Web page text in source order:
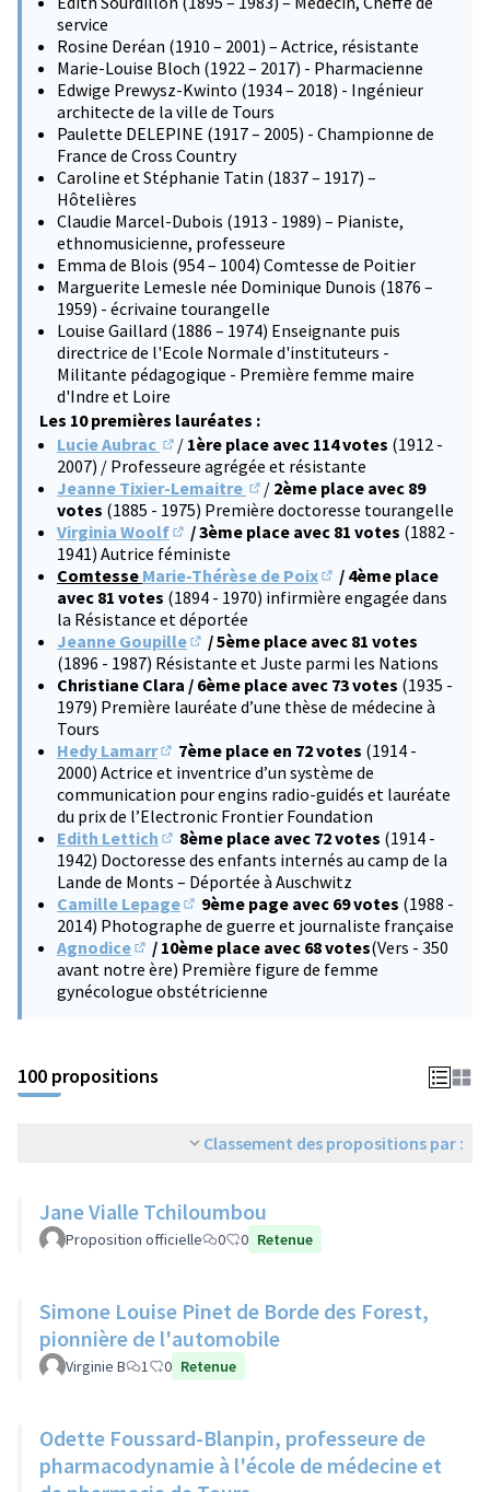
service
Rosine Deréan (1910 – 2001) – Actrice, résistante
Marie-Louise Bloch (1922 – 2017) - Pharmacienne
Edwige Prewysz-Kwinto (1934 – 2018) - Ingénieur
architecte de la ville de Tours
Paulette DELEPINE (1917 – 2005) - Championne de
France de Cross Country
Caroline et Stéphanie Tatin (1837 – 1917) –
Hôtelières
Claudie Marcel-Dubois (1913 - 1989) – Pianiste,
ethnomusicienne, professeure
Emma de Blois (954 – 1004) Comtesse de Poitier
Marguerite Lemesle née Dominique Dunois (1876 –
1959) - écrivaine tourangelle
Louise Gaillard (1886 – 1974) Enseignante puis
directrice de l'Ecole Normale d'instituteurs -
Militante pédagogique - Première femme maire
d'Indre et Loire
Les 10 premières lauréates :
Lucie Aubrac
(S'ouvre dans un nouvel onglet)
/ 1ère place avec 114 votes (1912 -
2007) / Professeure agrégée et résistante
Jeanne Tixier-Lemaitre
(S'ouvre dans un nouvel onglet)
/ 2ème place avec 89
votes (1885 - 1975) Première doctoresse tourangelle
Virginia Woolf
(S'ouvre dans un nouvel onglet)
/ 3ème place avec 81 votes (1882 -
1941) Autrice féministe
Comtesse Marie-Thérèse de Poix
(S'ouvre dans un
/ 4ème place
avec 81 votes (1894 - 1970) infirmière engagée dans
la Résistance et déportée
Jeanne Goupille
(S'ouvre dans un nouvel onglet)
/ 5ème place avec 81 votes
(1896 - 1987) Résistante et Juste parmi les Nations
Christiane Clara / 6ème place avec 73 votes (1935 -
1979) Première lauréate d’une thèse de médecine à
Tours
Hedy Lamarr
(S'ouvre dans un nouvel onglet)
7ème place en 72 votes (1914 -
2000) Actrice et inventrice d’un système de
communication pour engins radio-guidés et lauréate
du prix de l’Electronic Frontier Foundation
Edith Lettich
(S'ouvre dans un nouvel onglet)
8ème place avec 72 votes (1914 -
1942) Doctoresse des enfants internés au camp de la
Lande de Monts – Déportée à Auschwitz
Camille Lepage
(S'ouvre dans un nouvel onglet)
9ème page avec 69 votes (1988 -
2014) Photographe de guerre et journaliste française
Agnodice
(S'ouvre dans un nouvel onglet)
/ 10ème place avec 68 votes(Vers - 350
avant notre ère) Première figure de femme
gynécologue obstétricienne
100 propositions
Classement des propositions par :
Jane Vialle Tchiloumbou
Proposition officielle 0 0 Retenue
Simone Louise Pinet de Borde des Forest,
pionnière de l'automobile
Virginie B 1 0 Retenue
Odette Foussard-Blanpin, professeure de
pharmacodynamie à l'école de médecine et